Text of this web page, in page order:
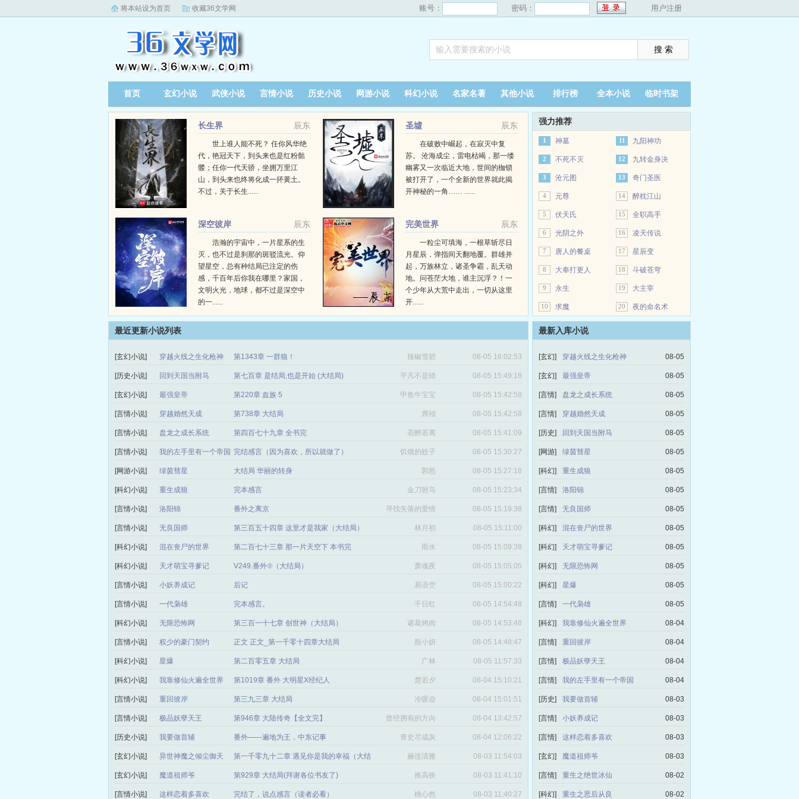
将本站设为首页 收藏36文学网 账号： 密码： 用户注册
首页 玄幻小说 武侠小说 言情小说 历史小说 网游小说 科幻小说 名家名著 其他小说 排行榜 全本小说 临时书架
辰东
长生界
世上谁人能不死？ 任你风华绝
代，艳冠天下，到头来也是红粉骷
髅；任你一代天骄，坐拥万里江
山，到头来也终将化成一抔黄土。
不过，关于长生......
辰东
圣墟
在破败中崛起，在寂灭中复
苏。 沧海成尘，雷电枯竭，那一缕
幽雾又一次临近大地，世间的枷锁
被打开了，一个全新的世界就此揭
开神秘的一角…… ......
辰东
深空彼岸
浩瀚的宇宙中，一片星系的生
灭，也不过是刹那的斑驳流光。仰
望星空，总有种结局已注定的伤
感，千百年后你我在哪里？家国，
文明火光，地球，都不过是深空中
的一......
辰东
完美世界
一粒尘可填海，一根草斩尽日
月星辰，弹指间天翻地覆。群雄并
起，万族林立，诸圣争霸，乱天动
地。问苍茫大地，谁主沉浮？！一
个少年从大荒中走出，一切从这里
开......
强力推荐
1 神墓
2 不死不灭
3 沧元图
4 元尊
5 伏天氏
6 光阴之外
7 唐人的餐桌
8 大奉打更人
9 永生
10 求魔
11 九阳神功
12 九转金身决
13 奇门圣医
14 醉枕江山
15 全职高手
16 凌天传说
17 星辰变
18 斗破苍穹
19 大主宰
20 夜的命名术
最近更新小说列表
[玄幻小说] 穿越火线之生化枪神 第1343章 一群狼！ 辣椒雪碧 08-05 16:02:53
[历史小说] 回到天国当附马 第七百章 是结局,也是开始 (大结局) 平凡不是错 08-05 15:49:18
[玄幻小说] 最强皇帝 第220章 血族 5 甲鱼牛宝宝 08-05 15:42:58
[言情小说] 穿越婚然天成 第738章 大结局 席祯 08-05 15:42:58
[言情小说] 盘龙之成长系统 第四百七十九章 全书完 若醉若离 08-05 15:41:09
[言情小说] 我的左手里有一个帝国 完结感言（因为喜欢，所以就做了） 饥饿的蚊子 08-05 15:30:27
[网游小说] 绿茵彗星 大结局 华丽的转身 郭怒 08-05 15:27:18
[科幻小说] 重生成狼 完本感言 金刀驸马 08-05 15:23:34
[言情小说] 洛阳锦 番外之离京 寻找失落的爱情 08-05 15:19:38
[言情小说] 无良国师 第三百五十四章 这里才是我家（大结局） 林月初 08-05 15:11:00
[科幻小说] 混在丧尸的世界 第二百七十三章 那一片天空下 本书完 雨水 08-05 15:09:38
[科幻小说] 天才萌宝寻爹记 V249.番外⑨（大结局） 萧魂夜 08-05 15:05:05
[言情小说] 小妖养成记 后记 易语空 08-05 15:00:22
[言情小说] 一代枭雄 完本感言。 千日红 08-05 14:54:48
[科幻小说] 无限恐怖网 第三百一十七章 创世神（大结局） 诸葛烤肉 08-05 14:53:48
[言情小说] 权少的豪门契约 正文 正文_第一千零十四章大结局 殷小妍 08-05 14:48:47
[科幻小说] 星爆 第二百零五章 大结局 广林 08-05 11:57:33
[科幻小说] 我靠修仙火遍全世界 第1019章 番外 大明星X经纪人 楚若夕 08-04 15:10:21
[言情小说] 重回彼岸 第三九三章 大结局 冷嗳迩 08-04 15:01:51
[言情小说] 极品妖孽天王 第946章 大陆传奇【全文完】
曾经拥有的方向
感
08-04 13:42:57
[历史小说] 我要做首辅 番外——遍地为王，中东记事 青史尽成灰 08-04 12:06:22
[玄幻小说] 异世神魔之倾尘御天
第一千零九十二章 遇见你是我的幸福（大结
局）
赫连清雅 08-03 11:54:03
[玄幻小说] 魔道祖师爷 第929章 大结局(拜谢各位书友了) 推高铁 08-03 11:41:10
[言情小说] 这样恋着多喜欢 完结了，说点感言（读者必看） 桃心然 08-03 11:40:27
最新入库小说
[玄幻] 穿越火线之生化枪神 08-05
[玄幻] 最强皇帝 08-05
[言情] 盘龙之成长系统 08-05
[言情] 穿越婚然天成 08-05
[历史] 回到天国当附马 08-05
[网游] 绿茵彗星 08-05
[科幻] 重生成狼 08-05
[言情] 洛阳锦 08-05
[言情] 无良国师 08-05
[科幻] 混在丧尸的世界 08-05
[科幻] 天才萌宝寻爹记 08-05
[科幻] 无限恐怖网 08-05
[科幻] 星爆 08-05
[言情] 一代枭雄 08-05
[科幻] 我靠修仙火遍全世界 08-04
[言情] 重回彼岸 08-04
[言情] 极品妖孽天王 08-04
[言情] 我的左手里有一个帝国 08-04
[历史] 我要做首辅 08-03
[言情] 小妖养成记 08-03
[言情] 这样恋着多喜欢 08-03
[玄幻] 魔道祖师爷 08-03
[言情] 重生之绝世冰仙 08-02
[科幻] 重生之恶后从良 08-02